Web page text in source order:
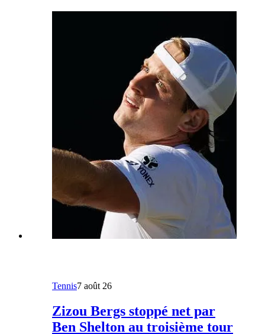
Tennis7 août 26
Zizou Bergs stoppé net par
Ben Shelton au troisième tour